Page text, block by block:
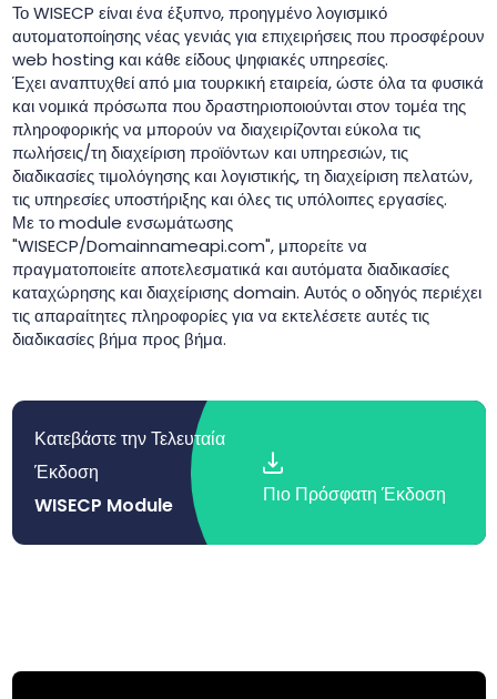
Το WISECP είναι ένα έξυπνο, προηγμένο λογισμικό
αυτοματοποίησης νέας γενιάς για επιχειρήσεις που προσφέρουν
web hosting και κάθε είδους ψηφιακές υπηρεσίες.
Έχει αναπτυχθεί από μια τουρκική εταιρεία, ώστε όλα τα φυσικά
και νομικά πρόσωπα που δραστηριοποιούνται στον τομέα της
πληροφορικής να μπορούν να διαχειρίζονται εύκολα τις
πωλήσεις/τη διαχείριση προϊόντων και υπηρεσιών, τις
διαδικασίες τιμολόγησης και λογιστικής, τη διαχείριση πελατών,
τις υπηρεσίες υποστήριξης και όλες τις υπόλοιπες εργασίες.
Με το module ενσωμάτωσης
"WISECP/Domainnameapi.com", μπορείτε να
πραγματοποιείτε αποτελεσματικά και αυτόματα διαδικασίες
καταχώρησης και διαχείρισης domain. Αυτός ο οδηγός περιέχει
τις απαραίτητες πληροφορίες για να εκτελέσετε αυτές τις
διαδικασίες βήμα προς βήμα.
Κατεβάστε την Τελευταία
Έκδοση
WISECP Module
Πιο Πρόσφατη Έκδοση